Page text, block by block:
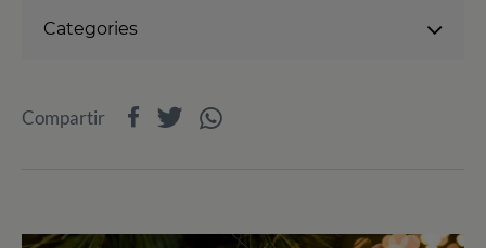
Categories
Compartir